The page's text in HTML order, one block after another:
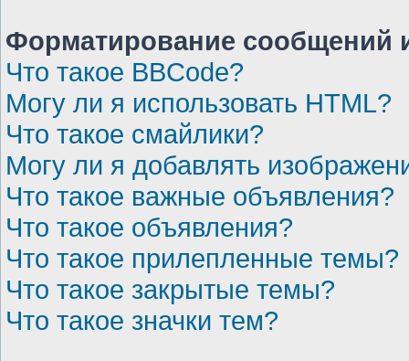
Форматирование сообщений
Что такое BBCode?
Могу ли я использовать HTML?
Что такое смайлики?
Могу ли я добавлять
Что такое важные объявления?
Что такое объявления?
Что такое прилепленные темы?
Что такое закрытые темы?
Что такое значки тем?